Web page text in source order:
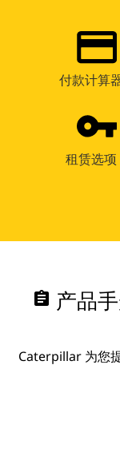
付款计算
租赁选项
assignment 产品
Caterpillar 为您